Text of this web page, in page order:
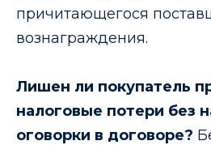
причитающегося
вознаграждения.
Лишен ли покупатель
налоговые потери без
оговорки в договоре?